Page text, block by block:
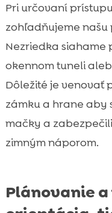
Pri určovaní
zohľadňujeme
Nezriedka siahame
okennom tuneli
Dôležité je venovať
zámku a hrane aby
mačky a
zimným náporom.
Plánovanie